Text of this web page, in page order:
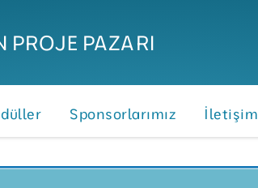
PROJE PAZARI
Sponsorlarımız İletişim